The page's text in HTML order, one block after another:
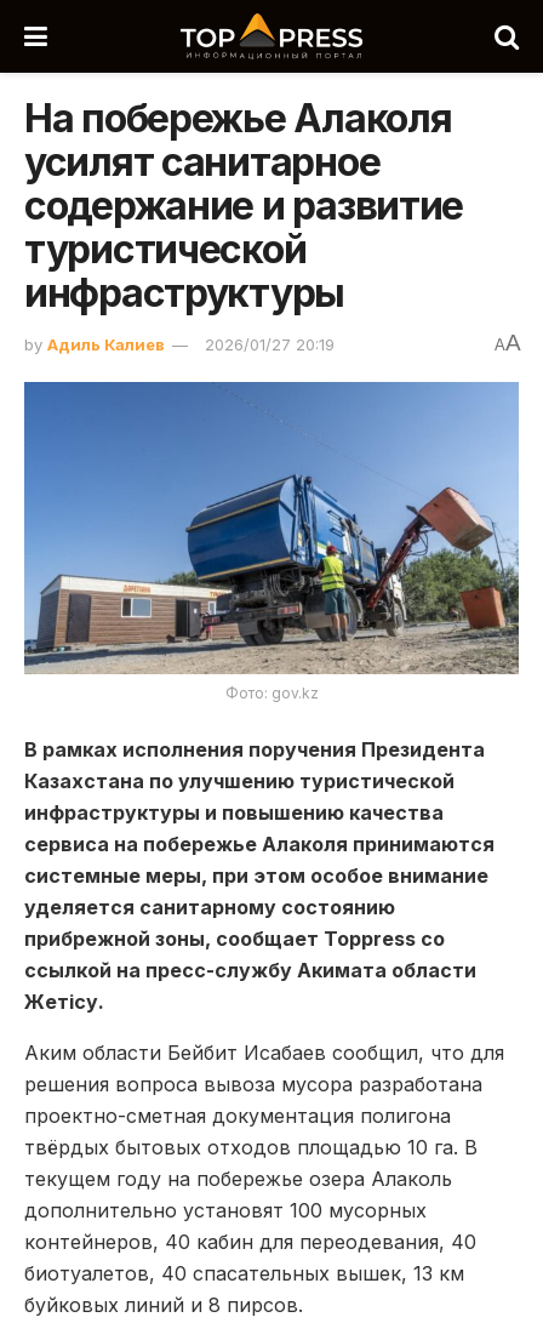
На побережье Алаколя
усилят санитарное
содержание и развитие
туристической
инфраструктуры
by Адиль Калиев 2026/01/27 20:19 AA
Фото: gov.kz
В рамках исполнения поручения Президента
Казахстана по улучшению туристической
инфраструктуры и повышению качества
сервиса на побережье Алаколя принимаются
системные меры, при этом особое внимание
уделяется санитарному состоянию
прибрежной зоны, сообщает Toppress со
ссылкой на пресс-службу Акимата области
Жетісу.
Аким области Бейбит Исабаев сообщил, что для
решения вопроса вывоза мусора разработана
проектно-сметная документация полигона
твёрдых бытовых отходов площадью 10 га. В
текущем году на побережье озера Алаколь
дополнительно установят 100 мусорных
контейнеров, 40 кабин для переодевания, 40
биотуалетов, 40 спасательных вышек, 13 км
буйковых линий и 8 пирсов.